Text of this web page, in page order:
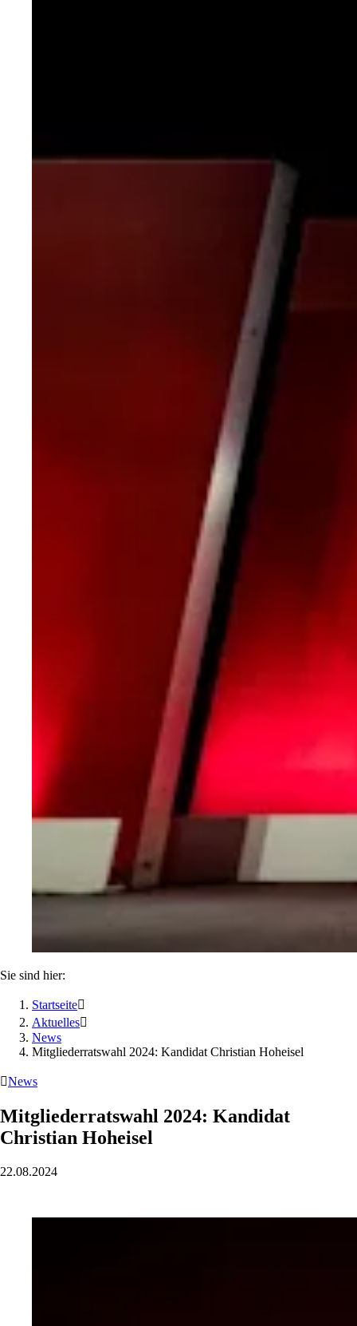
Sie sind hier:
Startseite
Aktuelles
News
Mitgliederratswahl 2024: Kandidat Christian Hoheisel
News
Mitgliederratswahl 2024: Kandidat
Christian Hoheisel
22.08.2024